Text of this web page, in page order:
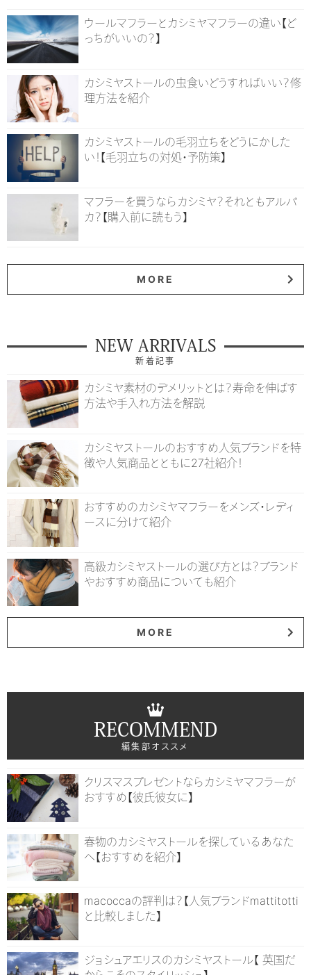
ウールマフラーとカシミヤマフラーの違い【ど
っちがいいの？】
カシミヤストールの虫食いどうすればいい？修
理方法を紹介
カシミヤストールの毛羽立ちをどうにかした
い！【毛羽立ちの対処・予防策】
マフラーを買うならカシミヤ？それともアルパ
カ？【購入前に読もう】
MORE
NEW ARRIVALS
新着記事
カシミヤ素材のデメリットとは？寿命を伸ばす
方法や手入れ方法を解説
カシミヤストールのおすすめ人気ブランドを特
徴や人気商品とともに27社紹介！
おすすめのカシミヤマフラーをメンズ・レディ
ースに分けて紹介
高級カシミヤストールの選び方とは？ブランド
やおすすめ商品についても紹介
MORE
RECOMMEND
編集部オススメ
クリスマスプレゼントならカシミヤマフラーが
おすすめ【彼氏彼女に】
春物のカシミヤストールを探しているあなた
へ【おすすめを紹介】
macoccaの評判は？【人気ブランドmattitotti
と比較しました】
ジョシュアエリスのカシミヤストール【 英国だ